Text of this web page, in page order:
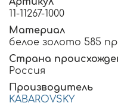
11-11267-1000
Материал
белое золото 585
Страна
Россия
Производитель
KABAROVSKY